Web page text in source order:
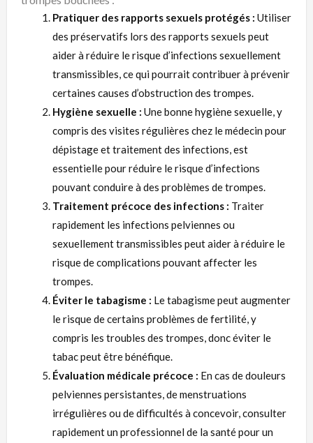
Pratiquer des rapports sexuels protégés : Utiliser
des préservatifs lors des rapports sexuels peut
aider à réduire le risque d’infections sexuellement
transmissibles, ce qui pourrait contribuer à prévenir
certaines causes d’obstruction des trompes.
Hygiène sexuelle : Une bonne hygiène sexuelle, y
compris des visites régulières chez le médecin pour
dépistage et traitement des infections, est
essentielle pour réduire le risque d’infections
pouvant conduire à des problèmes de trompes.
Traitement précoce des infections : Traiter
rapidement les infections pelviennes ou
sexuellement transmissibles peut aider à réduire le
risque de complications pouvant affecter les
trompes.
Éviter le tabagisme : Le tabagisme peut augmenter
le risque de certains problèmes de fertilité, y
compris les troubles des trompes, donc éviter le
tabac peut être bénéfique.
Évaluation médicale précoce : En cas de douleurs
pelviennes persistantes, de menstruations
irrégulières ou de difficultés à concevoir, consulter
rapidement un professionnel de la santé pour un